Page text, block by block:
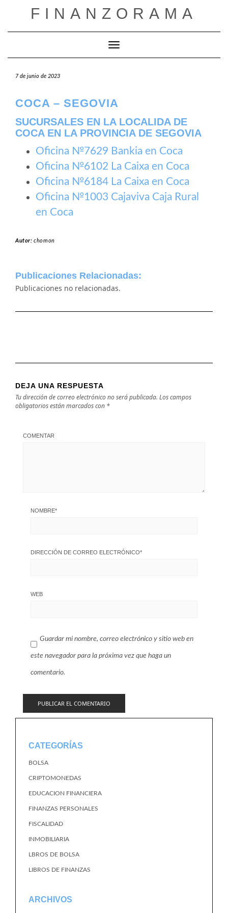
FINANZORAMA
Cambiar modo de navegación
7 de junio de 2023
COCA – SEGOVIA
SUCURSALES EN LA LOCALIDA DE
COCA EN LA PROVINCIA DE SEGOVIA
Oficina №7629 Bankia en Coca
Oficina №6102 La Caixa en Coca
Oficina №6184 La Caixa en Coca
Oficina №1003 Cajaviva Caja Rural
en Coca
Autor:chomon
Publicaciones Relacionadas:
Publicaciones no relacionadas.
DEJA UNA RESPUESTA
Tu dirección de correo electrónico no será publicada. Los campos
obligatorios están marcados con *
COMENTAR
NOMBRE*
DIRECCIÓN DE CORREO ELECTRÓNICO*
WEB
Guardar mi nombre, correo electrónico y sitio web en
este navegador para la próxima vez que haga un
comentario.
CATEGORÍAS
BOLSA
CRIPTOMONEDAS
EDUCACION FINANCIERA
FINANZAS PERSONALES
FISCALIDAD
INMOBILIARIA
LBROS DE BOLSA
LIBROS DE FINANZAS
ARCHIVOS